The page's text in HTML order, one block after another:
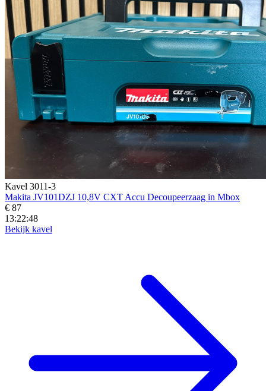
Kavel 3011-3
Makita JV101DZJ 10,8V CXT Accu Decoupeerzaag in Mbox
€ 87
13:22:47
Bekijk kavel